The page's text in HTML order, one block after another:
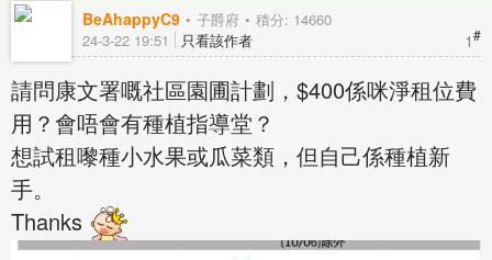
BeAhappyC9 子爵府 積分: 14660
1#
24-3-22 19:51 只看該作者
請問康文署嘅社區園圃計劃，$400係咪淨租位費
用？會唔會有種植指導堂？
想試租嚟種小水果或瓜菜類，但自己係種植新
手。
Thanks